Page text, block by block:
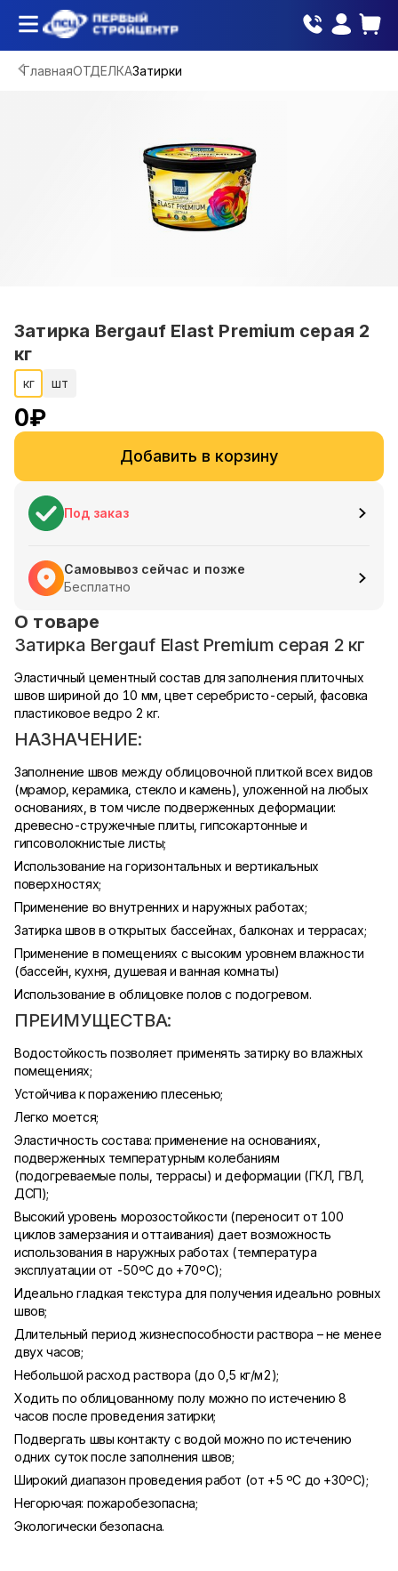
ГлавнаяОТДЕЛКАЗатирки
Затирка Bergauf Elast Premium серая 2
кг
кг шт
0₽
Добавить в корзину
Под заказ
Самовывоз сейчас и позже
Бесплатно
О товаре
Затирка Bergauf Elast Premium серая 2 кг
Эластичный цементный состав для заполнения плиточных
швов шириной до 10 мм, цвет серебристо-серый, фасовка
пластиковое ведро 2 кг.
НАЗНАЧЕНИЕ:
Заполнение швов между облицовочной плиткой всех видов
(мрамор, керамика, стекло и камень), уложенной на любых
основаниях, в том числе подверженных деформации:
древесно-стружечные плиты, гипсокартонные и
гипсоволокнистые листы;
Использование на горизонтальных и вертикальных
поверхностях;
Применение во внутренних и наружных работах;
Затирка швов в открытых бассейнах, балконах и террасах;
Применение в помещениях с высоким уровнем влажности
(бассейн, кухня, душевая и ванная комнаты)
Использование в облицовке полов с подогревом.
ПРЕИМУЩЕСТВА:
Водостойкость позволяет применять затирку во влажных
помещениях;
Устойчива к поражению плесенью;
Легко моется;
Эластичность состава: применение на основаниях,
подверженных температурным колебаниям
(подогреваемые полы, террасы) и деформации (ГКЛ, ГВЛ,
ДСП);
Высокий уровень морозостойкости (переносит от 100
циклов замерзания и оттаивания) дает возможность
использования в наружных работах (температура
эксплуатации от -50ºC до +70ºC);
Идеально гладкая текстура для получения идеально ровных
швов;
Длительный период жизнеспособности раствора – не менее
двух часов;
Небольшой расход раствора (до 0,5 кг/м2);
Ходить по облицованному полу можно по истечению 8
часов после проведения затирки;
Подвергать швы контакту с водой можно по истечению
одних суток после заполнения швов;
Широкий диапазон проведения работ (от +5 ºC до +30ºC);
Негорючая: пожаробезопасна;
Экологически безопасна.